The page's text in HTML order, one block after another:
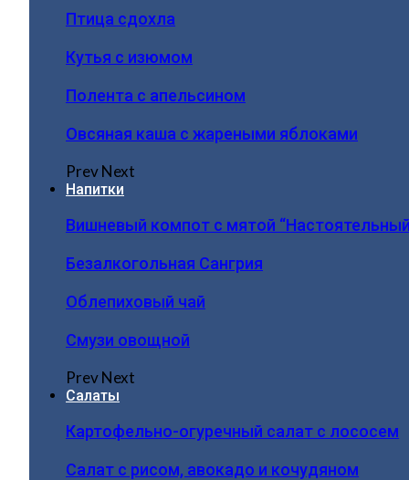
Птица сдохла
Кутья с изюмом
Полента с апельсином
Овсяная каша с жареными яблоками
PrevNext
Напитки
Вишневый компот с мятой
Безалкогольная Сангрия
Облепиховый чай
Смузи овощной
PrevNext
Салаты
Картофельно-огуречный салат с лососем
Салат с рисом, авокадо и кочудяном